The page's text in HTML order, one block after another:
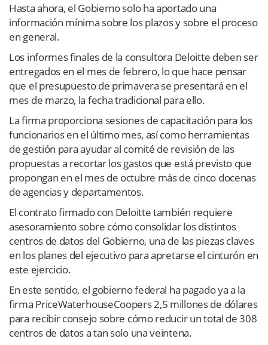
Hasta ahora, el Gobierno solo ha aportado una
información mínima sobre los plazos y sobre el proceso
en general.
Los informes finales de la consultora Deloitte deben ser
entregados en el mes de febrero, lo que hace pensar
que el presupuesto de primavera se presentará en el
mes de marzo, la fecha tradicional para ello.
La firma proporciona sesiones de capacitación para los
funcionarios en el último mes, así como herramientas
de gestión para ayudar al comité de revisión de las
propuestas a recortar los gastos que está previsto que
propongan en el mes de octubre más de cinco docenas
de agencias y departamentos.
El contrato firmado con Deloitte también requiere
asesoramiento sobre cómo consolidar los distintos
centros de datos del Gobierno, una de las piezas claves
en los planes del ejecutivo para apretarse el cinturón en
este ejercicio.
En este sentido, el gobierno federal ha pagado ya a la
firma PriceWaterhouseCoopers 2,5 millones de dólares
para recibir consejo sobre cómo reducir un total de 308
centros de datos a tan solo una veintena.